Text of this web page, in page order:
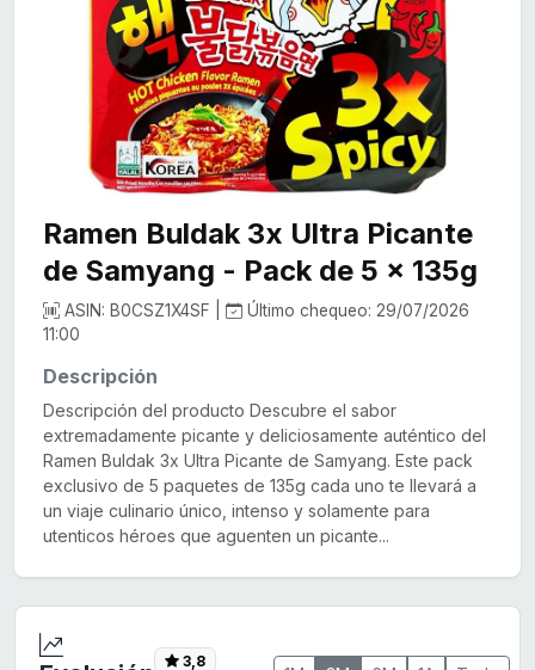
Ramen Buldak 3x Ultra Picante
de Samyang - Pack de 5 x 135g
ASIN: B0CSZ1X4SF |
Último chequeo: 29/07/2026
11:00
Descripción
Descripción del producto Descubre el sabor
extremadamente picante y deliciosamente auténtico del
Ramen Buldak 3x Ultra Picante de Samyang. Este pack
exclusivo de 5 paquetes de 135g cada uno te llevará a
un viaje culinario único, intenso y solamente para
utenticos héroes que aguenten un picante...
3,8